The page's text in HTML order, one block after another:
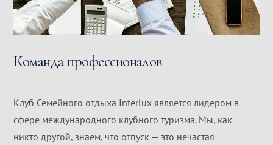
Команда профессионалов
Клуб Семейного отдыха Interlux является лидером в
сфере международного клубного туризма. Мы, как
никто другой, знаем, что отпуск — это нечастая